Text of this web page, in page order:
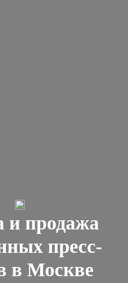
и продажа
пресс-
в Москве